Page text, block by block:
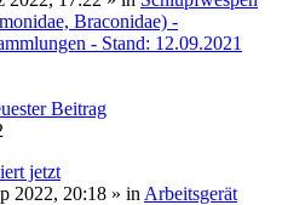
Braconidae) -
- Stand: 12.09.2021
Beitrag
jetzt
2022, 20:18 » in Arbeitsgerät